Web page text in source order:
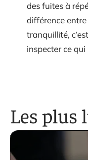
des fuites à
différence
tranquillité,
inspecter ce qui
Les plus